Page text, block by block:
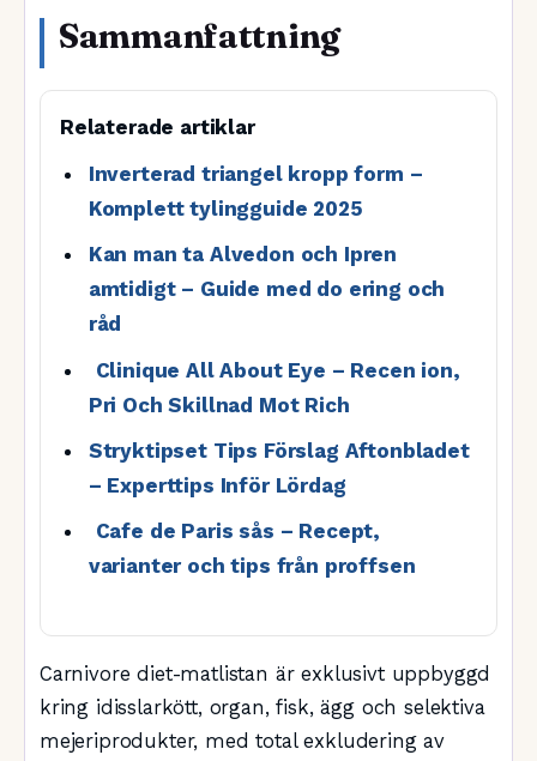
Sammanfattning
Relaterade artiklar
Inverterad triangel kropp form –
Komplett tylingguide 2025
Kan man ta Alvedon och Ipren
amtidigt – Guide med do ering och
råd
Clinique All About Eye – Recen ion,
Pri Och Skillnad Mot Rich
Stryktipset Tips Förslag Aftonbladet
– Experttips Inför Lördag
Cafe de Paris sås – Recept,
varianter och tips från proffsen
Carnivore diet-matlistan är exklusivt uppbyggd
kring idisslarkött, organ, fisk, ägg och selektiva
mejeriprodukter, med total exkludering av